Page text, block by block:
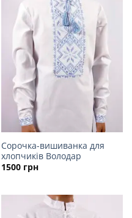
Сорочка-вишиванка для
хлопчиків Володар
1500 грн